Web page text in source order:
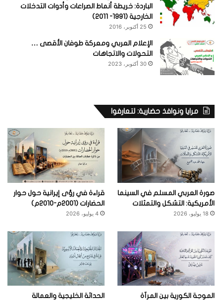
الباردة: خريطة أنماط الصراعات وأدوات التدخلات
الخارجية (1991- 2011)
25 أكتوبر، 2016
الإعلام العربي ومعركة طوفان الأقصى …
التحولات والاتجاهات
30 أكتوبر، 2023
مرايا ونوافذ حضارية: لتعارفوا
صورة العربي المسلم في السينما
الأمريكية: التشكل والتمثلات
18 يوليو، 2026
قراءة في رؤى إيرانية حول حوار
الحضارات (2001م-2010م)
4 يوليو، 2026
الموجة الكورية بين المرآة الحداثة الخليجية والعمالة